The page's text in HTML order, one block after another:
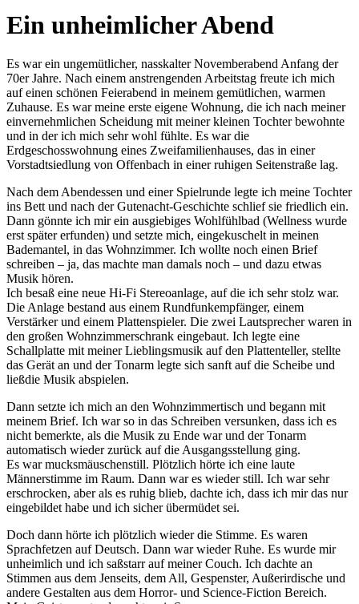
Ein unheimlicher Abend
Es war ein ungemütlicher, nasskalter Novemberabend Anfang der
70er Jahre. Nach einem anstrengenden Arbeitstag freute ich mich
auf einen schönen Feierabend in meinem gemütlichen, warmen
Zuhause. Es war meine erste eigene Wohnung, die ich nach meiner
einvernehmlichen Scheidung mit meiner kleinen Tochter bewohnte
und in der ich mich sehr wohl fühlte. Es war die
Erdgeschosswohnung eines Zweifamilienhauses, das in einer
Vorstadtsiedlung von Offenbach in einer ruhigen Seitenstraße lag.
Nach dem Abendessen und einer Spielrunde legte ich meine Tochter
ins Bett und nach der Gutenacht-Geschichte schlief sie friedlich ein.
Dann gönnte ich mir ein ausgiebiges Wohlfühlbad (Wellness wurde
erst später erfunden) und setzte mich, eingekuschelt in meinen
Bademantel, in das Wohnzimmer. Ich wollte noch einen Brief
schreiben – ja, das machte man damals noch – und dazu etwas
Musik hören.
Ich besaß eine neue Hi-Fi Stereoanlage, auf die ich sehr stolz war.
Die Anlage bestand aus einem Rundfunkempfänger, einem
Verstärker und einem Plattenspieler. Die zwei Lautsprecher waren in
den großen Wohnzimmerschrank eingebaut. Ich legte eine
Schallplatte mit meiner Lieblingsmusik auf den Plattenteller, stellte
das Gerät an und der Tonarm legte sich sanft auf die Scheibe und
ließdie Musik abspielen.
Dann setzte ich mich an den Wohnzimmertisch und begann mit
meinem Brief. Ich war so in das Schreiben versunken, dass ich es
nicht bemerkte, als die Musik zu Ende war und der Tonarm
automatisch wieder zurück auf die Ausgangsstellung ging.
Es war mucksmäuschenstill. Plötzlich hörte ich eine laute
Männerstimme im Raum. Dann war es wieder still. Ich war sehr
erschrocken, aber als es ruhig blieb, dachte ich, dass ich mir das nur
eingebildet habe und ich sicher übermüdet sei.
Doch dann hörte ich plötzlich wieder die Stimme. Es waren
Sprachfetzen auf Deutsch. Dann war wieder Ruhe. Es wurde mir
unheimlich und ich saßstarr auf meiner Couch. Ich dachte an
Stimmen aus dem Jenseits, dem All, Gespenster, Außerirdische und
andere Gestalten aus dem Horror- und Science-Fiction Bereich.